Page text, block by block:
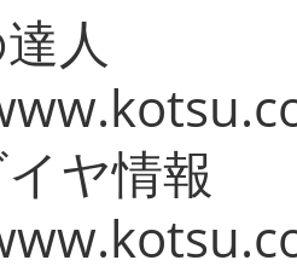
人
ヤ情報